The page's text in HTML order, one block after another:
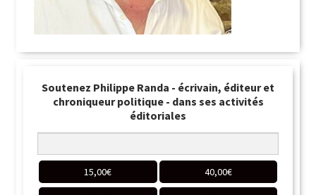
Soutenez Philippe Randa - écrivain, éditeur et
chroniqueur politique - dans ses activités
éditoriales
15,00€ 40,00€